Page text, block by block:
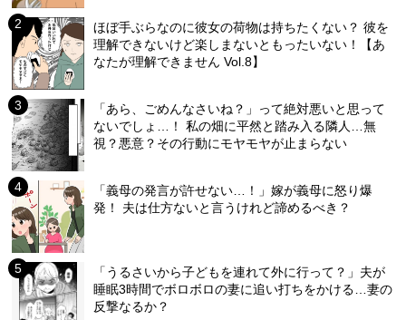
ほぼ手ぶらなのに彼女の荷物は持ちたくない？ 彼を
理解できないけど楽しまないともったいない！【あ
なたが理解できません Vol.8】
「あら、ごめんなさいね？」って絶対悪いと思って
ないでしょ…！ 私の畑に平然と踏み入る隣人…無
視？悪意？その行動にモヤモヤが止まらない
「義母の発言が許せない…！」嫁が義母に怒り爆
発！ 夫は仕方ないと言うけれど諦めるべき？
「うるさいから子どもを連れて外に行って？」夫が
睡眠3時間でボロボロの妻に追い打ちをかける…妻の
反撃なるか？